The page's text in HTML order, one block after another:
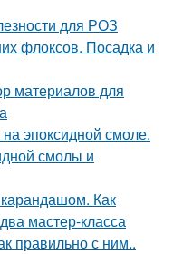
для РОЗ
флоксов. Посадка и
материалов для
эпоксидной смоле.
смолы и
Как
мастер-класса
правильно с ним..